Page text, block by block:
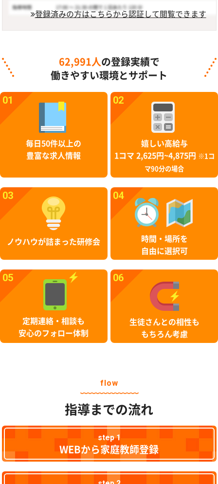
登録済みの方はこちらから認証して閲覧できます
62,991人 の登録実績で
働きやすい環境とサポート
01
毎日50件以上の
豊富な求人情報
02
嬉しい高給与
1コマ 2,625円~4,875円
※1コ
マ90分の場合
03
ノウハウが詰まった研修会
04
時間・場所を
自由に選択可
05
定期連絡・相談も
安心のフォロー体制
06
生徒さんとの相性も
もちろん考慮
flow
指導までの流れ
step 1
WEBから家庭教師登録